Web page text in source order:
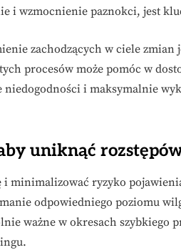
i wzmocnienie paznokci, jest
zachodzących w ciele
procesów może pomóc w
i maksymalnie
uniknąć
i minimalizować ryzyko
odpowiedniego poziomu
ważne w okresach szybkiego